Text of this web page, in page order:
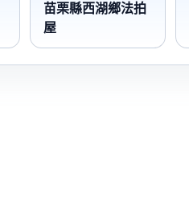
苗栗縣西湖鄉法拍
屋